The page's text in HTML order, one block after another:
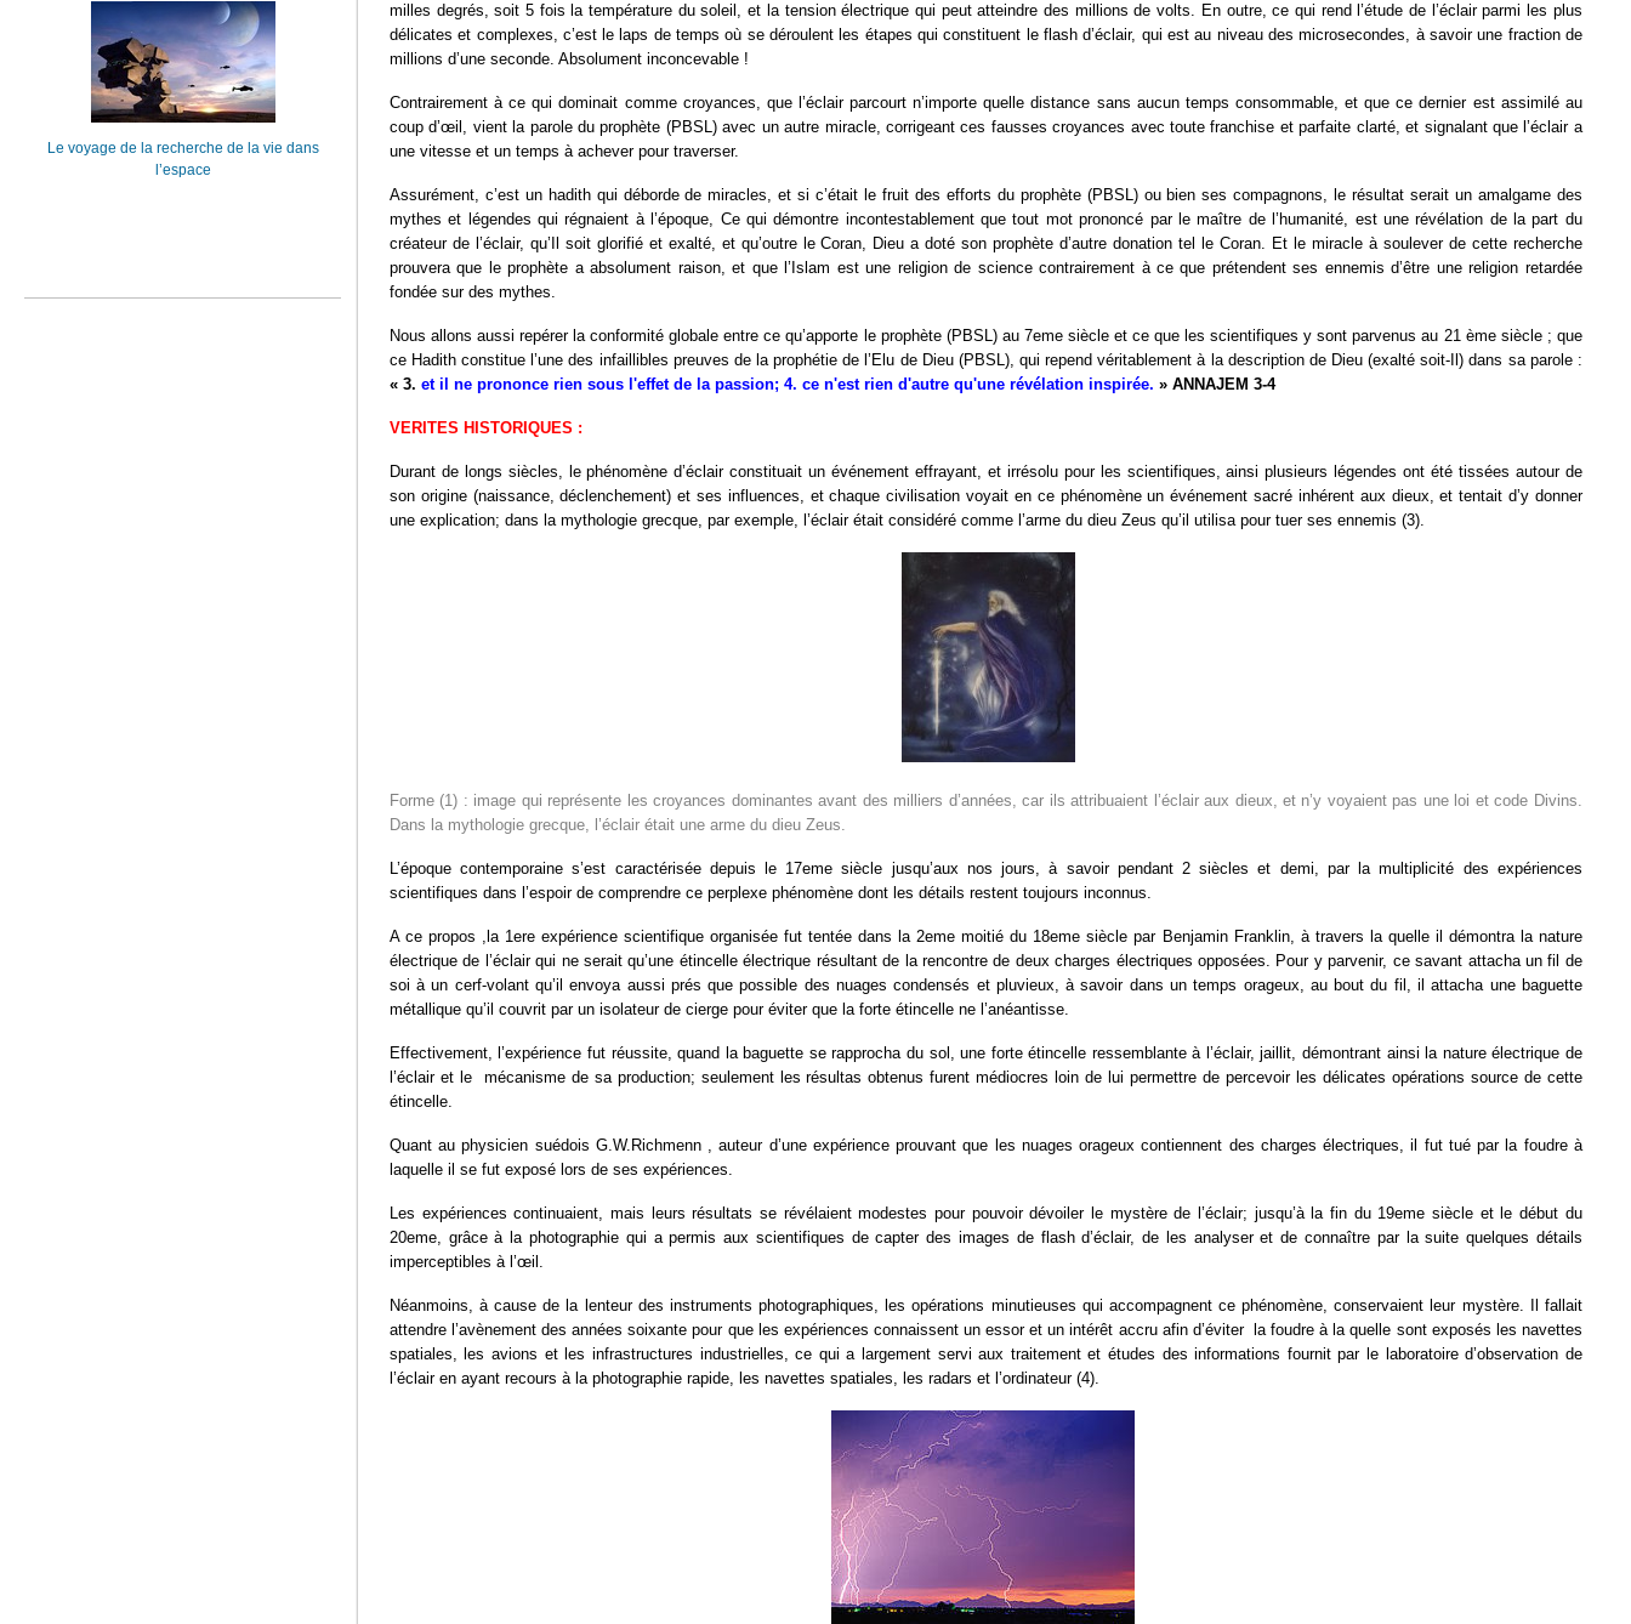
milles degrés, soit 5 fois la température du soleil, et la tension électrique qui peut atteindre des millions de volts. En outre, ce qui rend l’étude de l’éclair parmi les plus
délicates et complexes, c’est le laps de temps où se déroulent les étapes qui constituent le flash d’éclair, qui est au niveau des microsecondes, à savoir une fraction de
millions d’une seconde. Absolument inconcevable !
Contrairement à ce qui dominait comme croyances, que l’éclair parcourt n’importe quelle distance sans aucun temps consommable, et que ce dernier est assimilé au
coup d’œil, vient la parole du prophète (PBSL) avec un autre miracle, corrigeant ces fausses croyances avec toute franchise et parfaite clarté, et signalant que l’éclair a
une vitesse et un temps à achever pour traverser.
Assurément, c’est un hadith qui déborde de miracles, et si c’était le fruit des efforts du prophète (PBSL) ou bien ses compagnons, le résultat serait un amalgame des
mythes et légendes qui régnaient à l’époque, Ce qui démontre incontestablement que tout mot prononcé par le maître de l’humanité, est une révélation de la part du
créateur de l’éclair, qu’Il soit glorifié et exalté, et qu’outre le Coran, Dieu a doté son prophète d’autre donation tel le Coran. Et le miracle à soulever de cette recherche
prouvera que le prophète a absolument raison, et que l’Islam est une religion de science contrairement à ce que prétendent ses ennemis d’être une religion retardée
fondée sur des mythes.
Nous allons aussi repérer la conformité globale entre ce qu’apporte le prophète (PBSL) au 7eme siècle et ce que les scientifiques y sont parvenus au 21 ème siècle ; que
ce Hadith constitue l’une des infaillibles preuves de la prophétie de l’Elu de Dieu (PBSL), qui repend véritablement à la description de Dieu (exalté soit-Il) dans sa parole :
« 3. et il ne prononce rien sous l'effet de la passion; 4. ce n'est rien d'autre qu'une révélation inspirée. » ANNAJEM 3-4
VERITES HISTORIQUES :
Durant de longs siècles, le phénomène d’éclair constituait un événement effrayant, et irrésolu pour les scientifiques, ainsi plusieurs légendes ont été tissées autour de
son origine (naissance, déclenchement) et ses influences, et chaque civilisation voyait en ce phénomène un événement sacré inhérent aux dieux, et tentait d’y donner
une explication; dans la mythologie grecque, par exemple, l’éclair était considéré comme l’arme du dieu Zeus qu’il utilisa pour tuer ses ennemis (3).
Forme (1) : image qui représente les croyances dominantes avant des milliers d’années, car ils attribuaient l’éclair aux dieux, et n’y voyaient pas une loi et code Divins.
Dans la mythologie grecque, l’éclair était une arme du dieu Zeus.
L’époque contemporaine s’est caractérisée depuis le 17eme siècle jusqu’aux nos jours, à savoir pendant 2 siècles et demi, par la multiplicité des expériences
scientifiques dans l’espoir de comprendre ce perplexe phénomène dont les détails restent toujours inconnus.
A ce propos ,la 1ere expérience scientifique organisée fut tentée dans la 2eme moitié du 18eme siècle par Benjamin Franklin, à travers la quelle il démontra la nature
électrique de l’éclair qui ne serait qu’une étincelle électrique résultant de la rencontre de deux charges électriques opposées. Pour y parvenir, ce savant attacha un fil de
soi à un cerf-volant qu’il envoya aussi prés que possible des nuages condensés et pluvieux, à savoir dans un temps orageux, au bout du fil, il attacha une baguette
métallique qu’il couvrit par un isolateur de cierge pour éviter que la forte étincelle ne l’anéantisse.
Effectivement, l’expérience fut réussite, quand la baguette se rapprocha du sol, une forte étincelle ressemblante à l’éclair, jaillit, démontrant ainsi la nature électrique de
l’éclair et le mécanisme de sa production; seulement les résultas obtenus furent médiocres loin de lui permettre de percevoir les délicates opérations source de cette
étincelle.
Quant au physicien suédois G.W.Richmenn , auteur d’une expérience prouvant que les nuages orageux contiennent des charges électriques, il fut tué par la foudre à
laquelle il se fut exposé lors de ses expériences.
Les expériences continuaient, mais leurs résultats se révélaient modestes pour pouvoir dévoiler le mystère de l’éclair; jusqu’à la fin du 19eme siècle et le début du
20eme, grâce à la photographie qui a permis aux scientifiques de capter des images de flash d’éclair, de les analyser et de connaître par la suite quelques détails
imperceptibles à l’œil.
Néanmoins, à cause de la lenteur des instruments photographiques, les opérations minutieuses qui accompagnent ce phénomène, conservaient leur mystère. Il fallait
attendre l’avènement des années soixante pour que les expériences connaissent un essor et un intérêt accru afin d’éviter la foudre à la quelle sont exposés les navettes
spatiales, les avions et les infrastructures industrielles, ce qui a largement servi aux traitement et études des informations fournit par le laboratoire d’observation de
l’éclair en ayant recours à la photographie rapide, les navettes spatiales, les radars et l’ordinateur (4).
Le voyage de la recherche de la vie dans
l’espace